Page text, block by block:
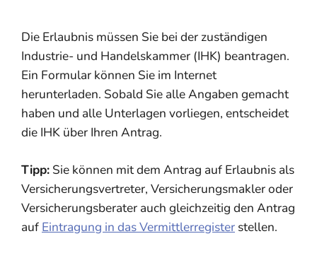
Die Erlaubnis müssen Sie bei der zuständigen
Industrie- und Handelskammer (IHK) beantragen.
Ein Formular können Sie im Internet
herunterladen. Sobald Sie alle Angaben gemacht
haben und alle Unterlagen vorliegen, entscheidet
die IHK über Ihren Antrag.
Tipp: Sie können mit dem Antrag auf Erlaubnis als
Versicherungsvertreter, Versicherungsmakler oder
Versicherungsberater auch gleichzeitig den Antrag
auf Eintragung in das Vermittlerregister stellen.